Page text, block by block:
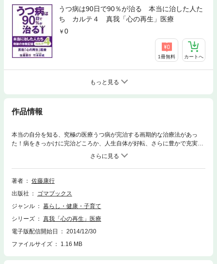
うつ病は90日で90％が治る 本当に治した人た
ち カルテ４ 真我「心の再生」医療
0
1冊無料 カートへ
もっと見る
作品情報
本当の自分を知る、究極の医療うつ病が完治する画期的な治療法があっ
た！病をきっかけに完治どころか、人生自体が好転、さらに豊かで充実し
た人生を手に入れた方の実例を紹介。「心の再生」に注目したこれからの
医療についても、わかりやすく解説。
著者
佐藤康行
出版社
ゴマブックス
ジャンル
暮らし・健康・子育て
シリーズ
真我「心の再生」医療
電子版配信開始日
2014/12/30
ファイルサイズ
1.16 MB